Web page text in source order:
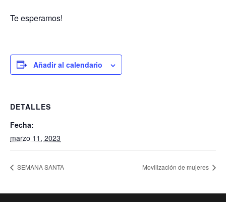
Te esperamos!
Añadir al calendario
DETALLES
Fecha:
marzo 11, 2023
SEMANA SANTA Movilización de mujeres